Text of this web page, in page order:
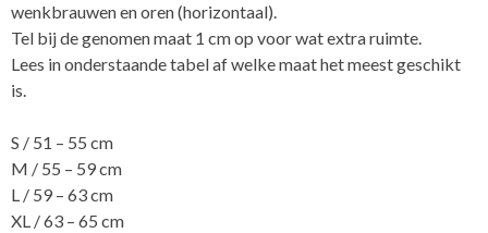
wenkbrauwen en oren (horizontaal).
Tel bij de genomen maat 1 cm op voor wat extra ruimte.
Lees in onderstaande tabel af welke maat het meest geschikt
is.
S / 51 – 55 cm
M / 55 – 59 cm
L / 59 – 63 cm
XL / 63 – 65 cm